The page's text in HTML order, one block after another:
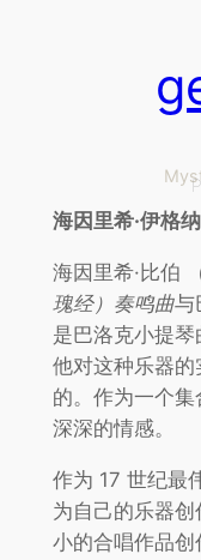
海因里希·伊格
海因里希·比伯
瑰经）奏鸣曲与
是巴洛克小提琴
他对这种乐器
的。作为一个
深深的情感。
作为 17 世纪最
为自己的乐器创
小的合唱作品